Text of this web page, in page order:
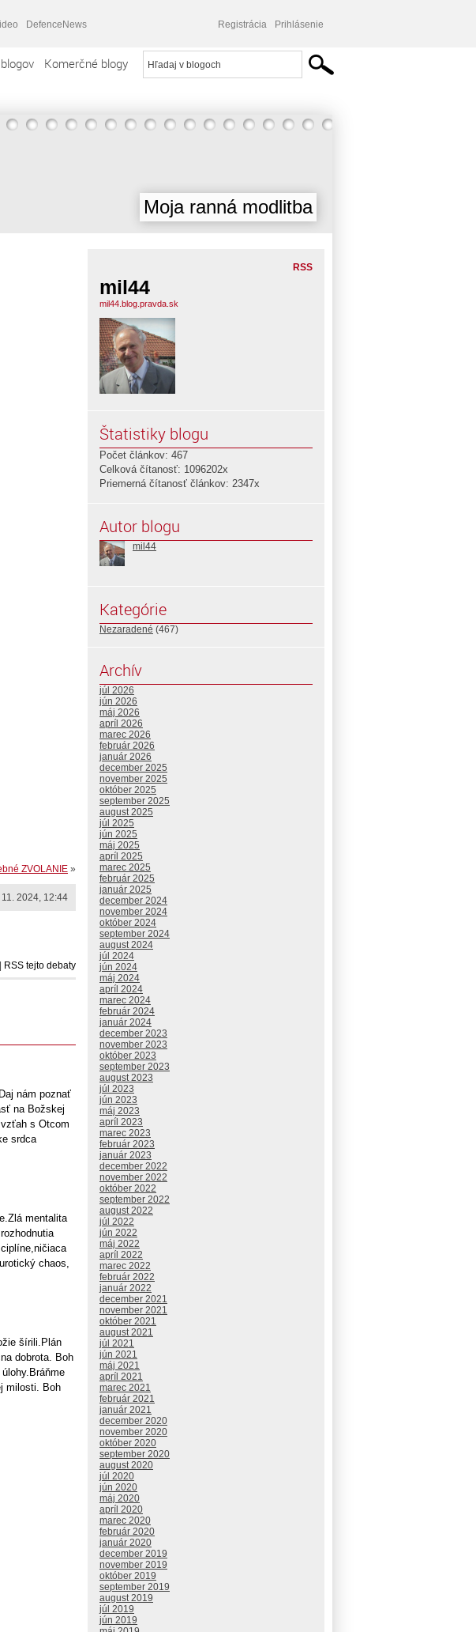
DefenceNews Registrácia Prihlásenie
Komerčné blogy
Moja ranná modlitba
ZVOLANIE »
2024, 12:44
| RSS tejto debaty
nám poznať
na Božskej
s Otcom
srdca
mentalita
chaos,
šírili.Plán
dobrota. Boh
milosti. Boh
RSS
mil44
mil44.blog.pravda.sk
Štatistiky blogu
Počet článkov: 467
Celková čítanosť: 1096202x
Priemerná čítanosť článkov: 2347x
Autor blogu
mil44
Kategórie
Nezaradené (467)
Archív
júl 2026
jún 2026
máj 2026
apríl 2026
marec 2026
február 2026
január 2026
december 2025
november 2025
október 2025
september 2025
august 2025
júl 2025
jún 2025
máj 2025
apríl 2025
marec 2025
február 2025
január 2025
december 2024
november 2024
október 2024
september 2024
august 2024
júl 2024
jún 2024
máj 2024
apríl 2024
marec 2024
február 2024
január 2024
december 2023
november 2023
október 2023
september 2023
august 2023
júl 2023
jún 2023
máj 2023
apríl 2023
marec 2023
február 2023
január 2023
december 2022
november 2022
október 2022
september 2022
august 2022
júl 2022
jún 2022
máj 2022
apríl 2022
marec 2022
február 2022
január 2022
december 2021
november 2021
október 2021
august 2021
júl 2021
jún 2021
máj 2021
apríl 2021
marec 2021
február 2021
január 2021
december 2020
november 2020
október 2020
september 2020
august 2020
júl 2020
jún 2020
máj 2020
apríl 2020
marec 2020
február 2020
január 2020
december 2019
november 2019
október 2019
september 2019
august 2019
júl 2019
jún 2019